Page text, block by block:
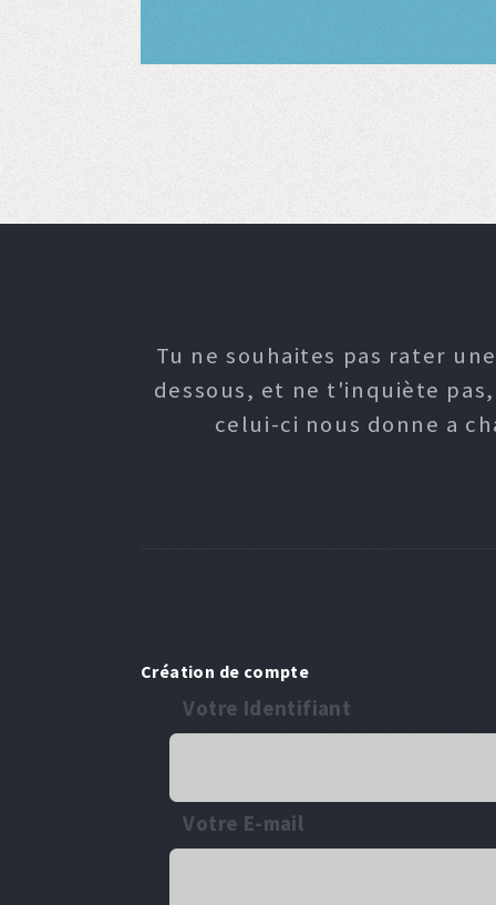
Tu ne souhaites pas rater
dessous, et ne t'inquiète
celui-ci nous donne a
Création de compte
Votre Identifiant
Votre E-mail